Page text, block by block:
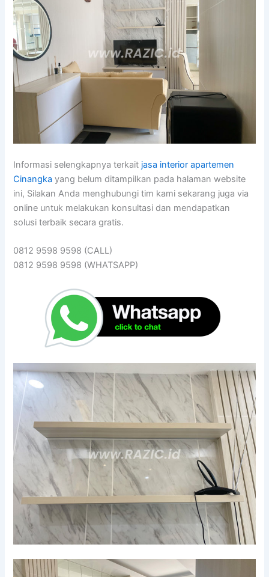
Informasi selengkapnya terkait jasa interior apartemen
Cinangka yang belum ditampilkan pada halaman website
ini, Silakan Anda menghubungi tim kami sekarang juga via
online untuk melakukan konsultasi dan mendapatkan
solusi terbaik secara gratis.
0812 9598 9598 (CALL)
0812 9598 9598 (WHATSAPP)